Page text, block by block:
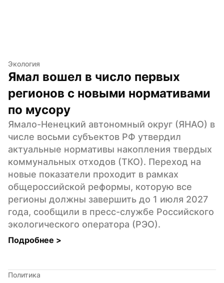
Экология
Ямал вошел в число первых
регионов с новыми нормативами
по мусору
Ямало-Ненецкий автономный округ (ЯНАО) в
числе восьми субъектов РФ утвердил
актуальные нормативы накопления твердых
коммунальных отходов (ТКО). Переход на
новые показатели проходит в рамках
общероссийской реформы, которую все
регионы должны завершить до 1 июля 2027
года, сообщили в пресс-службе Российского
экологического оператора (РЭО).
Подробнее >
Политика